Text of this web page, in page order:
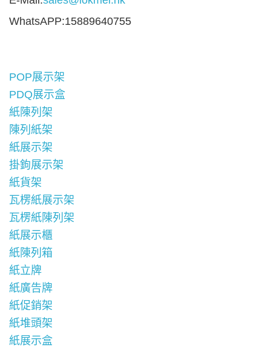
WhatsAPP:15889640755
POP展示架
PDQ展示盒
紙陳列架
陳列紙架
紙展示架
掛鉤展示架
紙貨架
瓦楞紙展示架
瓦楞紙陳列架
紙展示櫃
紙陳列箱
紙立牌
紙廣告牌
紙促銷架
紙堆頭架
紙展示盒